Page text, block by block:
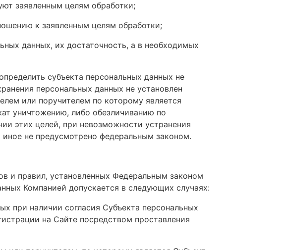
заявленным целям обработки;
к заявленным целям обработки;
данных, их достаточность, а в необходимых
субъекта персональных данных не
персональных данных не установлен
или поручителем по которому является
уничтожению, либо обезличиванию по
этих целей, при невозможности устранения
не предусмотрено федеральным законом.
и правил, установленных Федеральным законом
Компанией допускается в следующих случаях:
при наличии согласия Субъекта персональных
на Сайте посредством проставления